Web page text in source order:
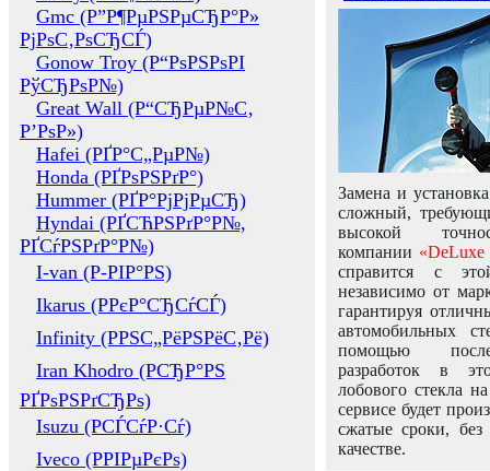
Gmc (Р”Р¶РµРЅРµСЂР°Р»
РјРѕС‚РѕСЂСЃ)
Gonow Troy (Р“РѕРЅРѕРІ
РўСЂРѕР№)
Great Wall (Р“СЂРµР№С‚
Р’РѕР»)
Hafei (РҐР°С„РµР№)
Honda (РҐРѕРЅРґР°)
Hummer (РҐР°РјРјРµСЂ)
Hyndai (РҐСЋРЅРґР°Р№,
РҐСѓРЅРґР°Р№)
I-van (Р-РІР°РЅ)
Ikarus (РРєР°СЂСѓСЃ)
Infinity (РРЅС„РёРЅРёС‚Рё)
Iran Khodro (РСЂР°РЅ
РҐРѕРЅРґСЂРѕ)
Isuzu (РСЃСѓР·Сѓ)
Iveco (РРІРµРєРѕ)
Замена и
сложный,
высокой
компании «DeLuxe
справится с
независимо от
гарантируя
автомобильных
помощью
разработок в
лобового стекла
сервисе будет
сжатые сроки,
качестве.